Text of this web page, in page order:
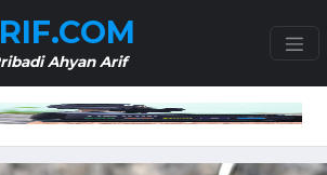
Ahyan Arif
untuk Kebutuhan Berkebun
Neck Massager – Solusi Pijat